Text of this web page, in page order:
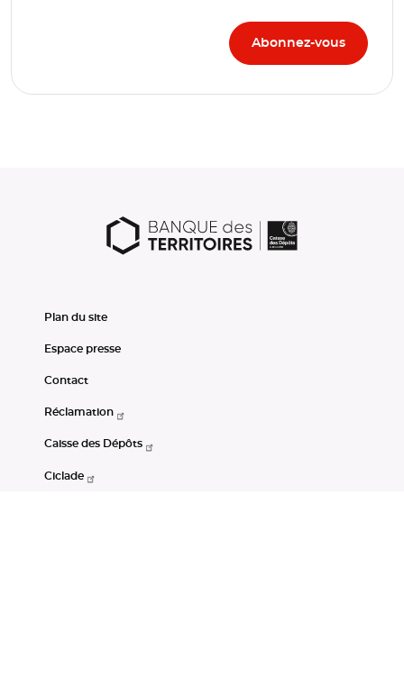
Plan du site
Espace presse
Contact
Réclamation
Caisse des Dépôts
Ciclade